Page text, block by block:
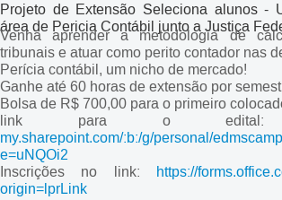
Projeto de Extensão Seleciona alunos -
área de Pericia Contábil junto a Justiça
Venha aprender a metodologia de
tribunais e atuar como perito contador nas
Perícia contábil, um nicho de mercado!
Ganhe até 60 horas de extensão por
Bolsa de R$ 700,00 para o primeiro
link para o
my.sharepoint.com/:b:/g/personal/
e=uNQOi2
Inscrições no link: https://
origin=lprLink